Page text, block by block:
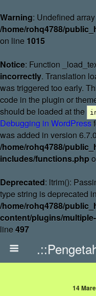
Warning: Undefined
/home/rohq4788/
on line 1015
Notice: Function
incorrectly. Translation
was triggered too early.
code in the plugin or
should be loaded at the
Debugging in WordPress
was added in version
/home/rohq4788/
includes/functions.php
Deprecated: ltrim():
type string is deprecated in
/home/rohq4788/
content/plugins/
line 497
14